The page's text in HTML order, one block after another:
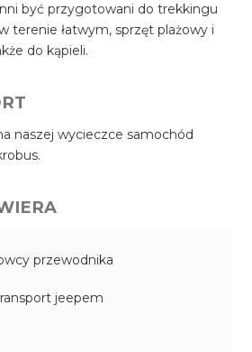
być przygotowani do trekkingu
terenie łatwym, sprzęt plażowy i
do kąpieli.
naszej wycieczce samochód
przewodnika
jeepem